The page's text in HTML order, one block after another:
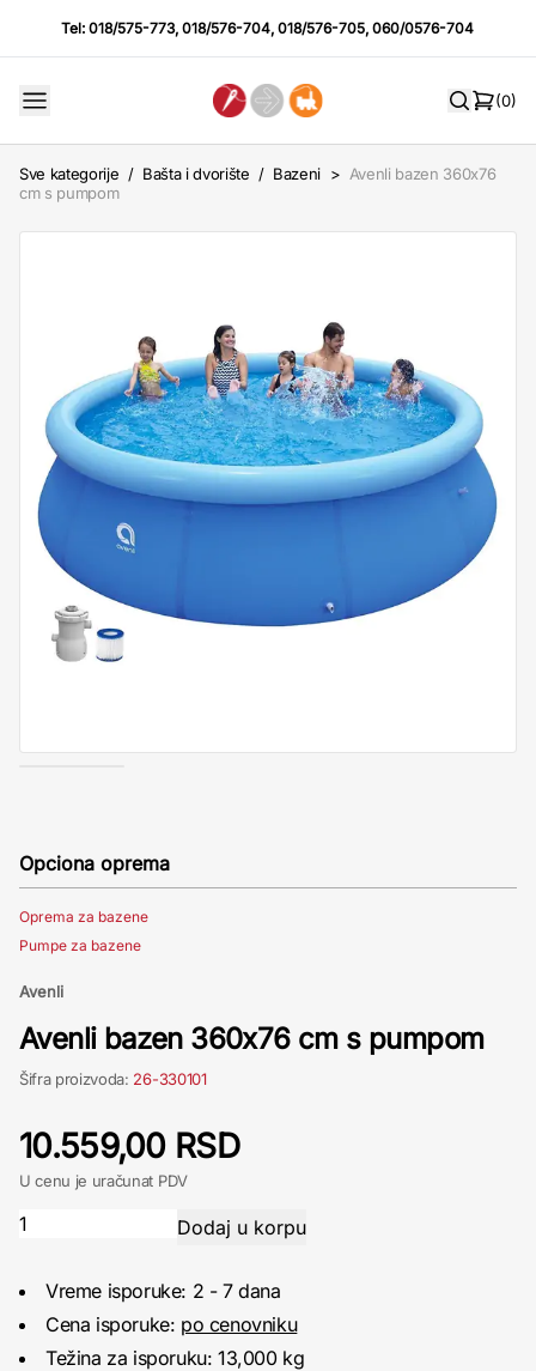
Tel:018/575-773,018/576-704,018/576-705,060/0576-704
(0)
Sve kategorije / Bašta i dvorište / Bazeni > Avenli bazen 360x76
cm s pumpom
Opciona oprema
Oprema za bazene
Pumpe za bazene
Avenli
Avenli bazen 360x76 cm s pumpom
Šifra proizvoda: 26-330101
10.559,00 RSD
U cenu je uračunat PDV
Vreme isporuke: 2 - 7 dana
Cena isporuke: po cenovniku
Težina za isporuku: 13,000 kg